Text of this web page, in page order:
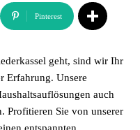
Pinterest
geht, sind wir Ihr
Erfahrung. Unsere
auch
Profitieren Sie von unserer